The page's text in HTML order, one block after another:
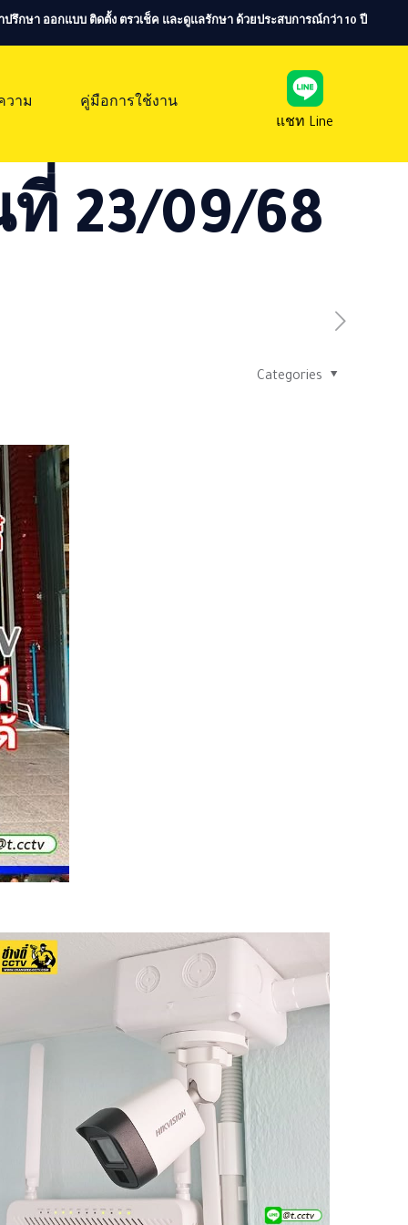
ปรึกษา ออกแบบ ติดตั้ง ตรวเช็ค และดูแลรักษา ด้วยประสบการณ์กว่า 10 ปี
วาม
คู่มือการใช้งาน
แชท Line
23/09/68
Categories